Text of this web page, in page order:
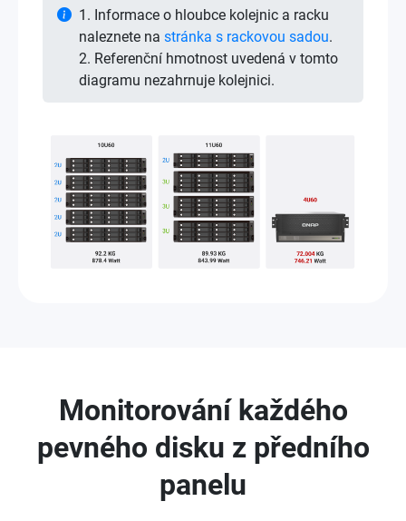
1. Informace o hloubce kolejnic a racku
naleznete nastránka s rackovou sadou.
2. Referenční hmotnost uvedená v tomto
diagramu nezahrnuje kolejnici.
Monitorování každého
pevného disku z předního
panelu